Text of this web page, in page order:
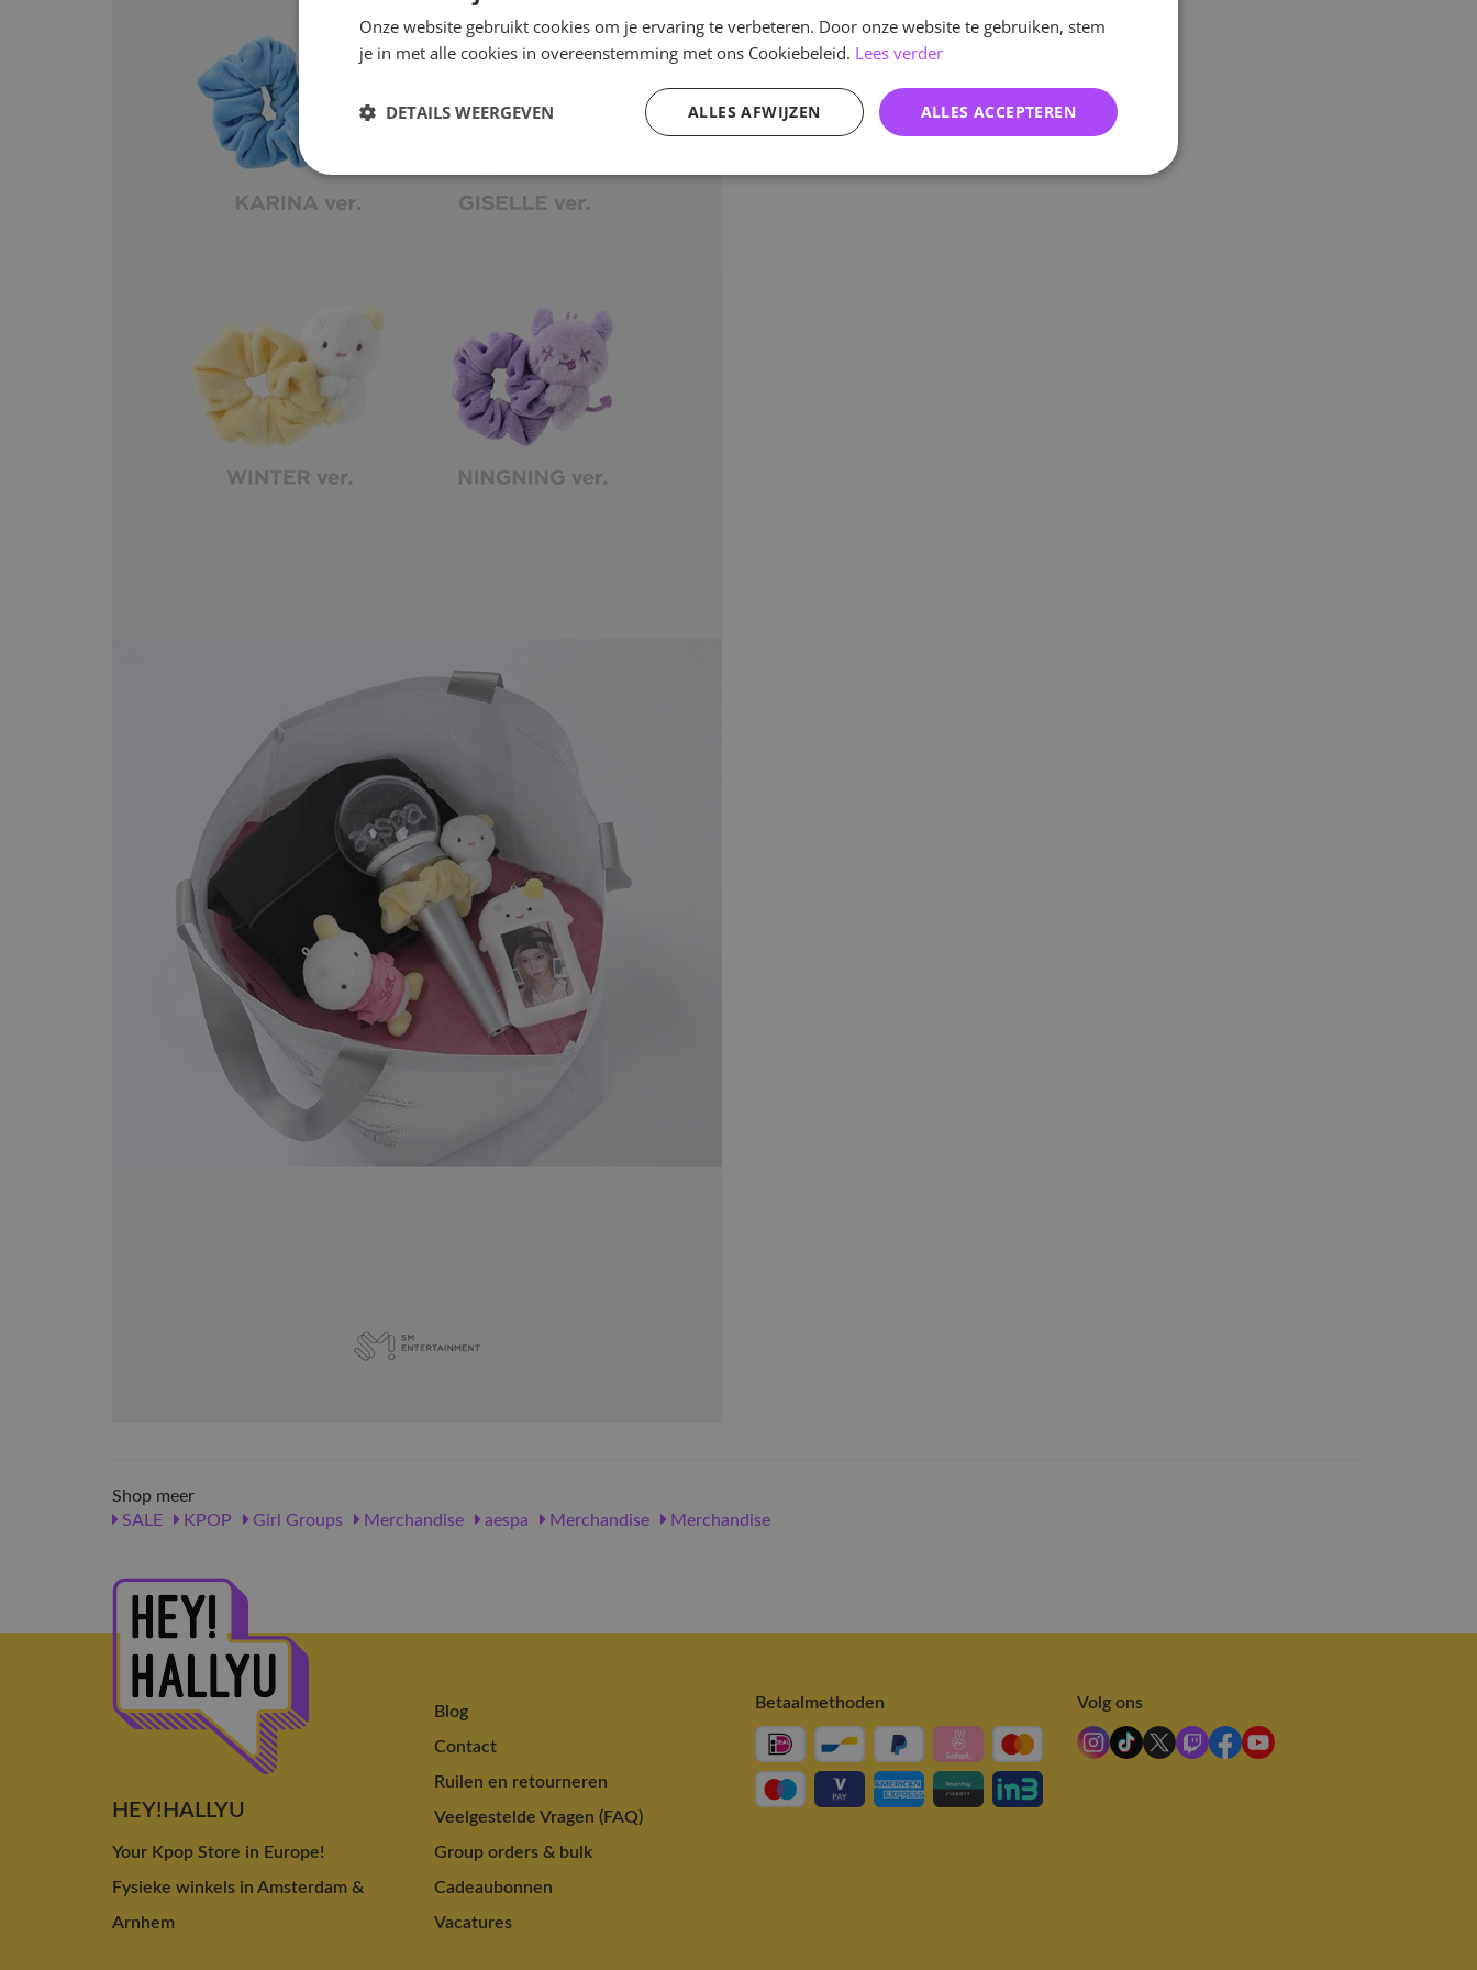
Shop meer
SALE
KPOP Girl Groups Merchandise aespa Merchandise Merchandise
HEY!HALLYU
Your Kpop Store in Europe!
Fysieke winkels in Amsterdam &
Arnhem
Blog
Contact
Ruilen en retourneren
Veelgestelde Vragen (FAQ)
Group orders & bulk
Cadeaubonnen
Vacatures
Betaalmethoden Volg ons
Onze website gebruikt cookies om je ervaring te verbeteren. Door onze website te gebruiken, stem
je in met alle cookies in overeenstemming met ons Cookiebeleid. Lees verder
ALLES ACCEPTEREN
ALLES AFWIJZEN
DETAILS WEERGEVEN